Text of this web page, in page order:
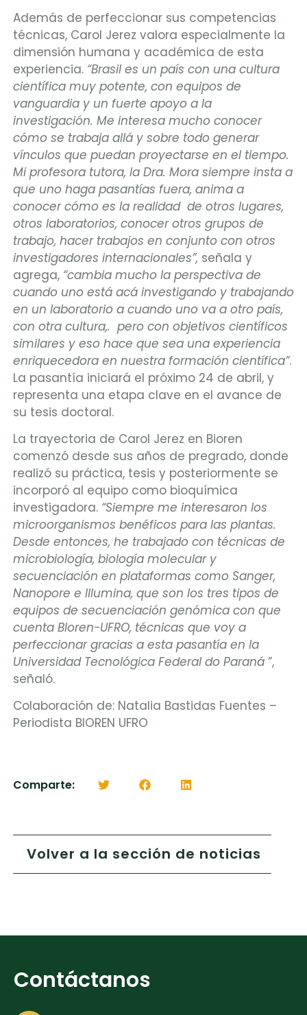
Además de perfeccionar sus competencias
técnicas, Carol Jerez valora especialmente la
dimensión humana y académica de esta
experiencia. “Brasil es un país con una cultura
científica muy potente, con equipos de
vanguardia y un fuerte apoyo a la
investigación. Me interesa mucho conocer
cómo se trabaja allá y sobre todo generar
vínculos que puedan proyectarse en el tiempo.
Mi profesora tutora, la Dra. Mora siempre insta a
que uno haga pasantías fuera, anima a
conocer cómo es la realidad de otros lugares,
otros laboratorios, conocer otros grupos de
trabajo, hacer trabajos en conjunto con otros
investigadores internacionales”, señala y
agrega,“cambia mucho la perspectiva de
cuando uno está acá investigando y trabajando
en un laboratorio a cuando uno va a otro país,
con otra cultura,. pero con objetivos científicos
similares y eso hace que sea una experiencia
enriquecedora en nuestra formación científica”.
La pasantía iniciará el próximo 24 de abril, y
representa una etapa clave en el avance de
su tesis doctoral.
La trayectoria de Carol Jerez en Bioren
comenzó desde sus años de pregrado, donde
realizó su práctica, tesis y posteriormente se
incorporó al equipo como bioquímica
investigadora. “Siempre me interesaron los
microorganismos benéficos para las plantas.
Desde entonces, he trabajado con técnicas de
microbiología, biología molecular y
secuenciación en plataformas como Sanger,
Nanopore e Illumina, que son los tres tipos de
equipos de secuenciación genómica con que
cuenta BIoren-UFRO, técnicas que voy a
perfeccionar gracias a esta pasantía en la
Universidad Tecnológica Federal do Paraná ”,
señaló.
Colaboración de: Natalia Bastidas Fuentes –
Periodista BIOREN UFRO
Comparte:
Volver a la sección de noticias
Contáctanos